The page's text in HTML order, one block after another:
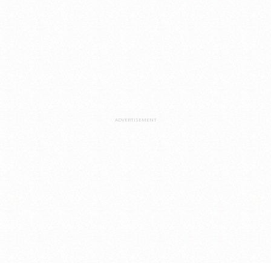
ADVERTISEMENT